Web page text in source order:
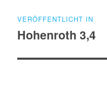
VERÖFFENTLICHT IN
Hohenroth 3,4